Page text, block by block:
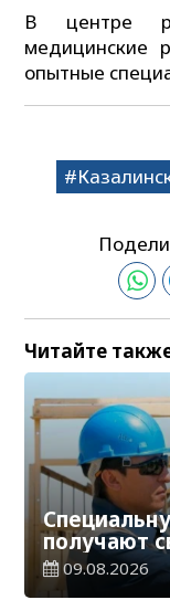
В центре
медицинские
опытные
Читайте
получают
условиях
09.08.2026